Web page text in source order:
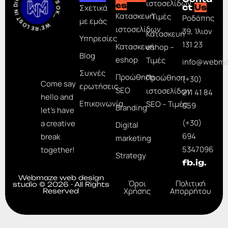
Come say
hello and
let’s have
a creative
break
together!
Σχετικά
με εμάς
Υπηρεσίες
Blog
Συχνές
ερωτήσεις
Επικοινωνία
es
Κατασκευή
ιστοσελίδων
Κατασκευή
eshop
Προώθηση
SEO
Branding
Digital
marketing
Strategy
ιστοσελίδων
– Τιμές
Κατασκευή
eshop –
Τιμές
Προώθηση
ιστοσελίδων
SEO – Τιμές
ct Us
Ροδόπης
39, Ίλιον
131 23
(+30)
211 41 84
059
(+30)
694
5347096
fb.ig.
Webmaze web design
studio © 2026 - All Rights
Reserved
Όροι
Χρήσης
Πολιτική
Απορρήτου